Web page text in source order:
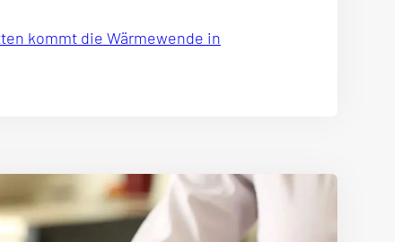
kommt die Wärmewende in